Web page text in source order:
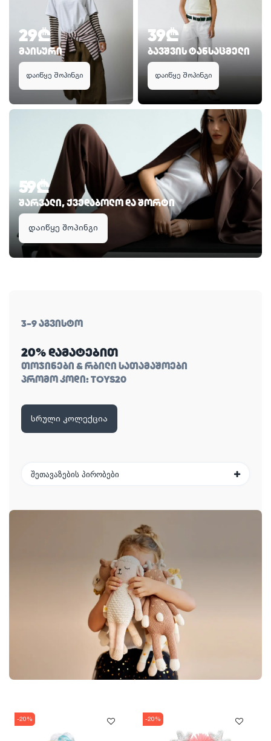
29₾
მაისური
დაიწყე შოპინგი
39₾
ბავშვის ტანსაცმელი
დაიწყე შოპინგი
59₾
შარვალი, ქვედაბოლო და შორტი
დაიწყე შოპინგი
3-9 აგვისტო
20% დამატებით
თოჯინები & რბილი სათამაშოები
პრომო კოდი: TOYS20
სრული კოლექცია
შეთავაზების პირობები
-20% -20%